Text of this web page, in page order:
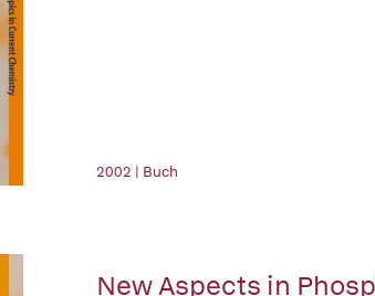
2002 | Buch
New Aspects in